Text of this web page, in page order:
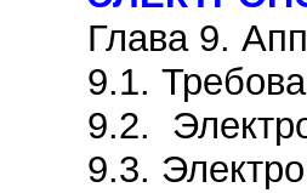
Глава 9.
9.1.
9.2.
9.3.